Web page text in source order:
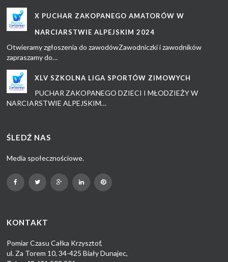
X PUCHAR ZAKOPANEGO AMATORÓW W
NARCIARSTWIE ALPEJSKIM 2024
Otwieramy zgłoszenia do zawodówZawodniczki i zawodników
zapraszamy do…
XLV SZKOLNA LIGA SPORTÓW ZIMOWYCH
PUCHAR ZAKOPANEGO DZIECI I MŁODZIEŻY W
NARCIARSTWIE ALPEJSKIM…
ŚLEDŹ NAS
Media społecznościowe.
KONTAKT
Pomiar Czasu Całka Krzysztof,
ul. Za Torem 10, 34-425 Biały Dunajec,